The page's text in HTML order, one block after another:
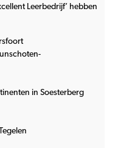
Leerbedrijf’ hebben
in Soesterberg